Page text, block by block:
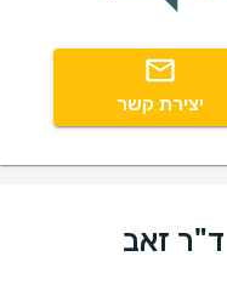
יצירת קשר
זאב